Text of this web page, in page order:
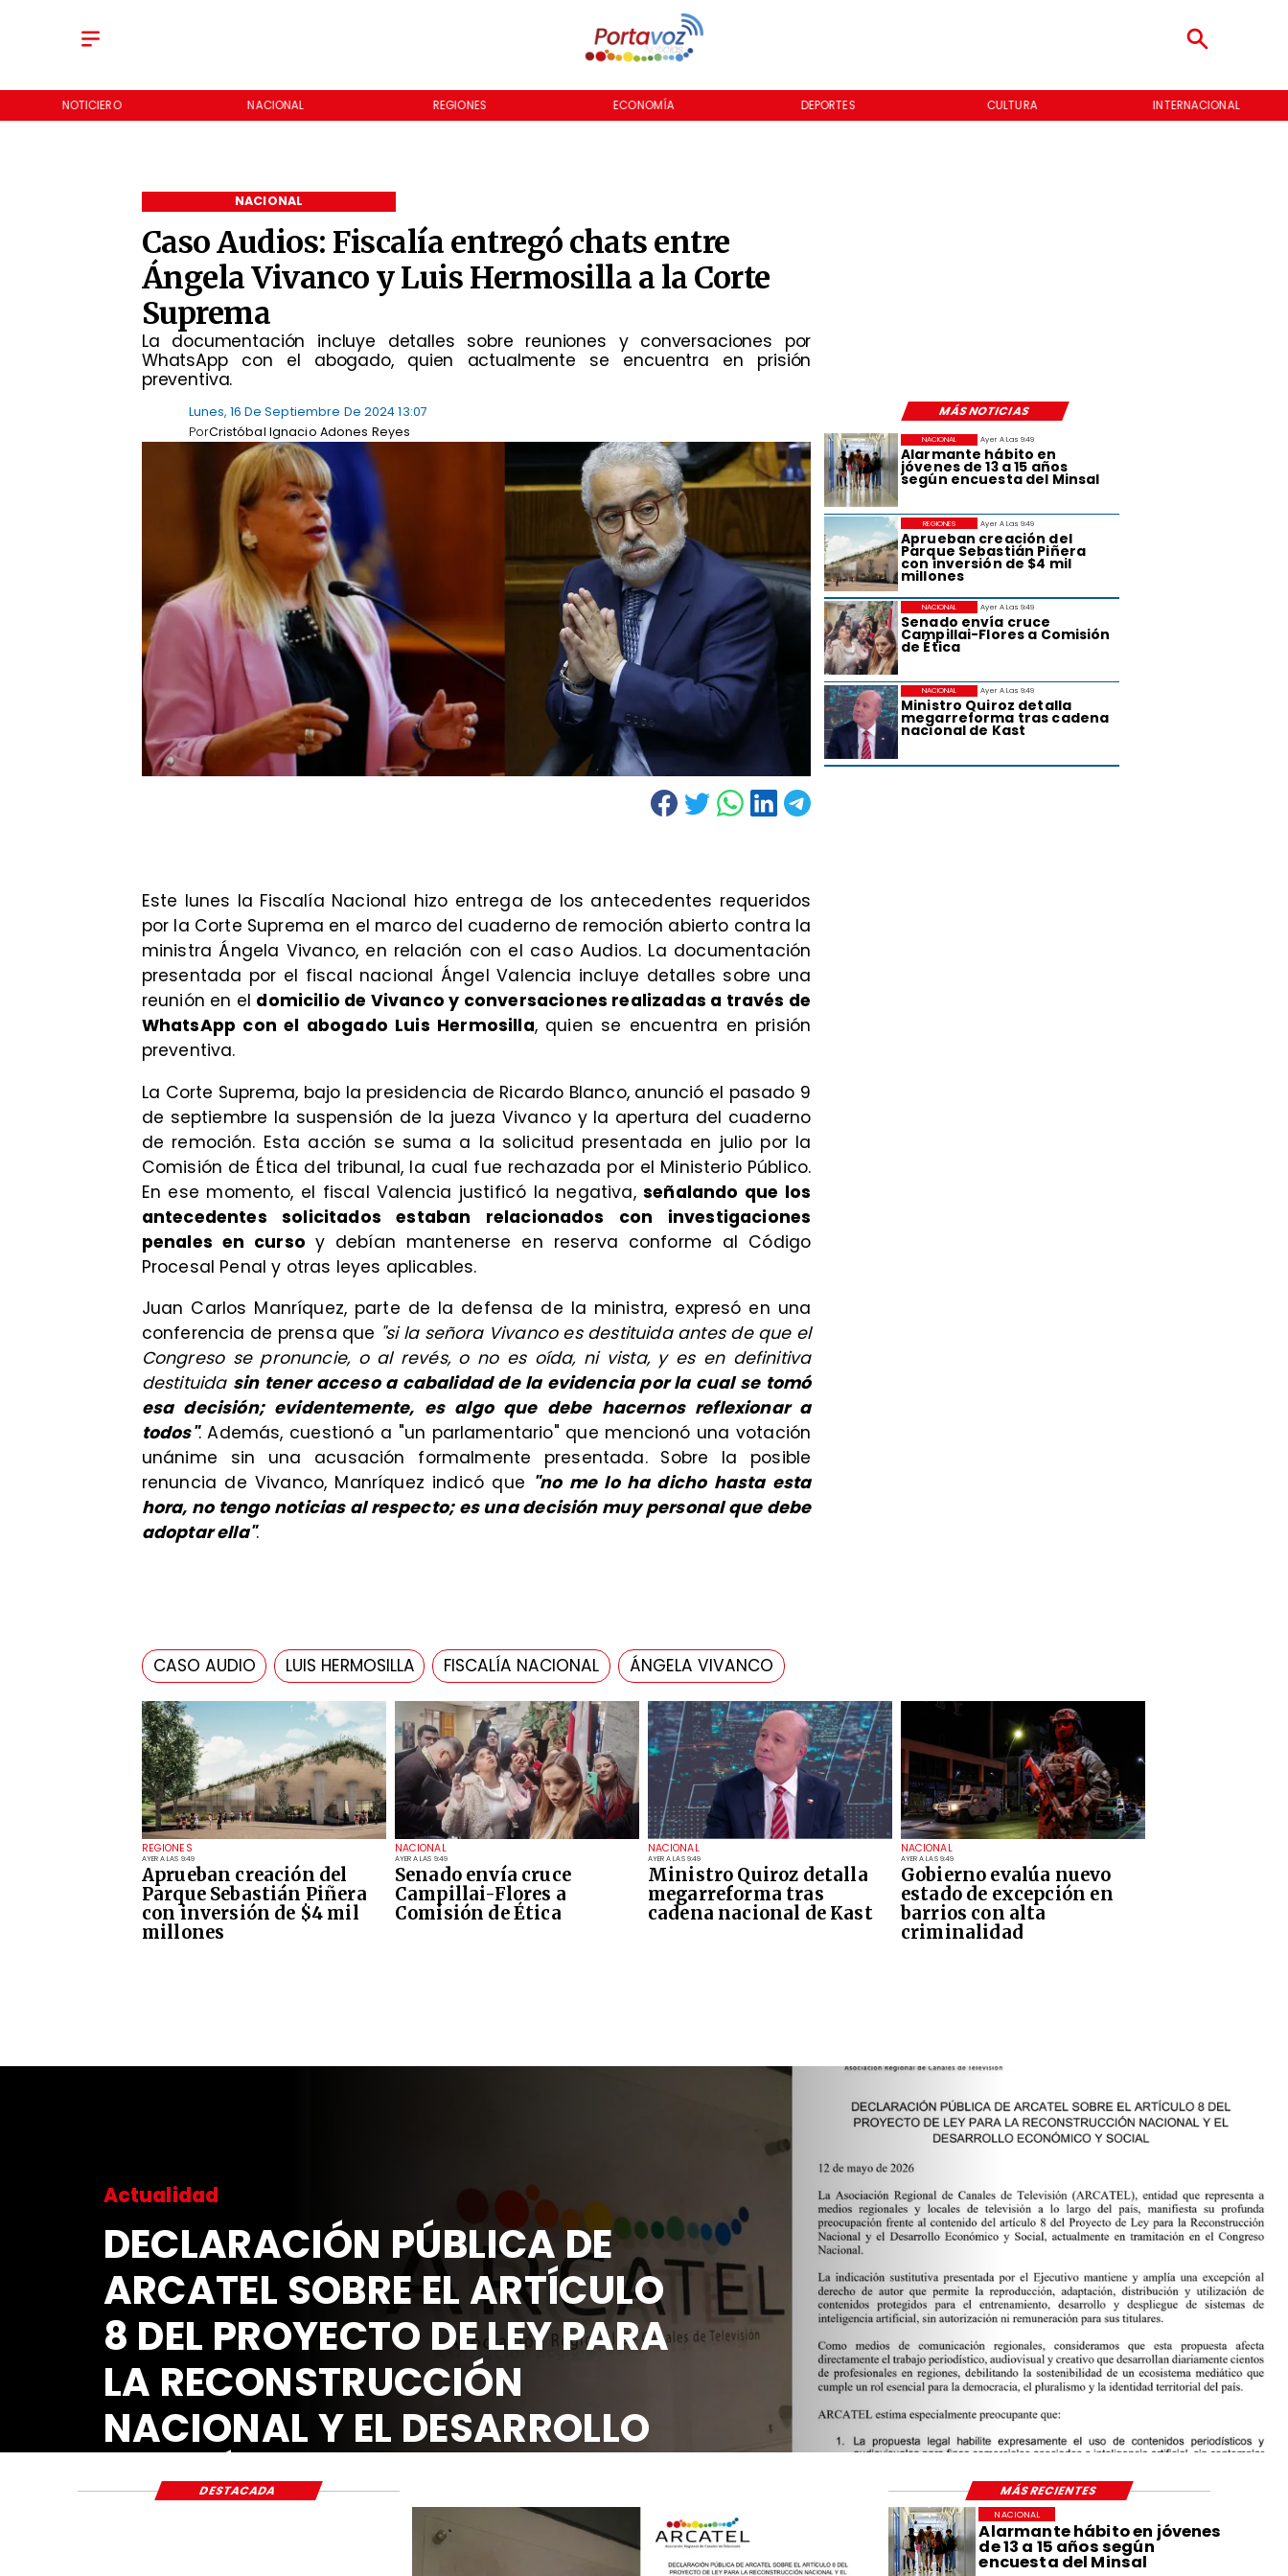
NOTICIERO NACIONAL REGIONES ECONOMÍA DEPORTES CULTURA INTERNACIONAL
Caso Audios: Fiscalía entregó chats entre
Ángela Vivanco y Luis Hermosilla a la Corte
Suprema
​La documentación incluye detalles sobre reuniones y conversaciones por
WhatsApp con el abogado, quien actualmente se encuentra en prisión
preventiva.
NACIONAL
MÁS NOTICIAS
Lunes, 16 De Septiembre De 2024 13:07
Cristóbal Ignacio Adones Reyes
Por
REGIONES
AYER A LAS 9:49
Aprueban creación del
Parque Sebastián Piñera
con inversión de $4 mil
millones
NACIONAL
AYER A LAS 9:49
Senado envía cruce
Campillai-Flores a
Comisión de Ética
NACIONAL
AYER A LAS 9:49
Ministro Quiroz detalla
megarreforma tras
cadena nacional de Kast
NACIONAL
AYER A LAS 9:49
Gobierno evalúa nuevo
estado de excepción en
barrios con alta
criminalidad
Ayer A Las 9:49
Alarmante hábito en
jóvenes de 13 a 15 años
según encuesta del Minsal
NACIONAL
Ayer A Las 9:49
Aprueban creación del
Parque Sebastián Piñera
con inversión de $4 mil
millones
REGIONES
Ayer A Las 9:49
Senado envía cruce
Campillai-Flores a Comisión
de Ética
NACIONAL
Ayer A Las 9:49
Ministro Quiroz detalla
megarreforma tras cadena
nacional de Kast
NACIONAL
Este lunes la Fiscalía Nacional hizo entrega de los antecedentes requeridos
por la Corte Suprema en el marco del cuaderno de remoción abierto contra la
ministra Ángela Vivanco, en relación con el caso Audios. La documentación
presentada por el fiscal nacional Ángel Valencia incluye detalles sobre una
reunión en el domicilio de Vivanco y conversaciones realizadas a través de
WhatsApp con el abogado Luis Hermosilla, quien se encuentra en prisión
preventiva.
La Corte Suprema, bajo la presidencia de Ricardo Blanco, anunció el pasado 9
de septiembre la suspensión de la jueza Vivanco y la apertura del cuaderno
de remoción. Esta acción se suma a la solicitud presentada en julio por la
Comisión de Ética del tribunal, la cual fue rechazada por el Ministerio Público.
En ese momento, el fiscal Valencia justificó la negativa,señalando que los
antecedentes solicitados estaban relacionados con investigaciones
penales en curso y debían mantenerse en reserva conforme al Código
Procesal Penal y otras leyes aplicables.
Juan Carlos Manríquez, parte de la defensa de la ministra, expresó en una
conferencia de prensa que "si la señora Vivanco es destituida antes de que el
Congreso se pronuncie, o al revés, o no es oída, ni vista, y es en definitiva
destituida sin tener acceso a cabalidad de la evidencia por la cual se tomó
esa decisión; evidentemente, es algo que debe hacernos reflexionar a
todos". Además, cuestionó a "un parlamentario" que mencionó una votación
unánime sin una acusación formalmente presentada. Sobre la posible
renuncia de Vivanco, Manríquez indicó que "no me lo ha dicho hasta esta
hora, no tengo noticias al respecto; es una decisión muy personal que debe
adoptar ella".
CASO AUDIO LUIS HERMOSILLA FISCALÍA NACIONAL ÁNGELA VIVANCO
Actualidad
DECLARACIÓN PÚBLICA DE
ARCATEL SOBRE EL ARTÍCULO
8 DEL PROYECTO DE LEY PARA
LA RECONSTRUCCIÓN
NACIONAL Y EL DESARROLLO
ECONÓMICO Y SOCIAL
Alarmante hábito en jóvenes
de 13 a 15 años según
encuesta del Minsal
NACIONAL
DESTACADA MÁS RECIENTES